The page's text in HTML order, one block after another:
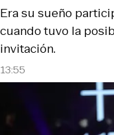
13:55
Era su sueño
cuando tuvo la
invitación.